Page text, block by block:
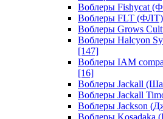
Воблеры Fishycat
Воблеры FLT (ФЛТ)
Воблеры Grows
Воблеры Halcyon
[147]
Воблеры IAM
[16]
Воблеры Jackall
Воблеры Jackall
Воблеры Jackson